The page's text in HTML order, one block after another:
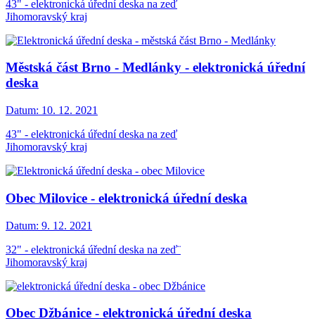
43" - elektronická úřední deska na zeď
Jihomoravský kraj
Městská část Brno - Medlánky - elektronická úřední
deska
Datum: 10. 12. 2021
43" - elektronická úřední deska na zeď
Jihomoravský kraj
Obec Milovice - elektronická úřední deska
Datum: 9. 12. 2021
32" - elektronická úřední deska na zeď¨
Jihomoravský kraj
Obec Džbánice - elektronická úřední deska